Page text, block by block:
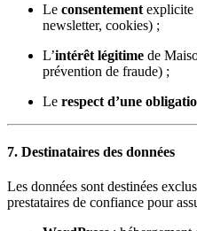
Le consentement explicite
newsletter, cookies) ;
L’intérêt légitime de
prévention de fraude) ;
Le respect d’une
7. Destinataires des données
Les données sont destinées
prestataires de confiance pour